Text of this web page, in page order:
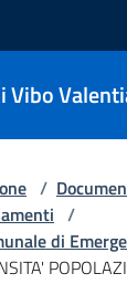
Vibo
/
/
di